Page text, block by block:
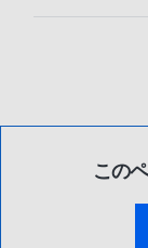
この